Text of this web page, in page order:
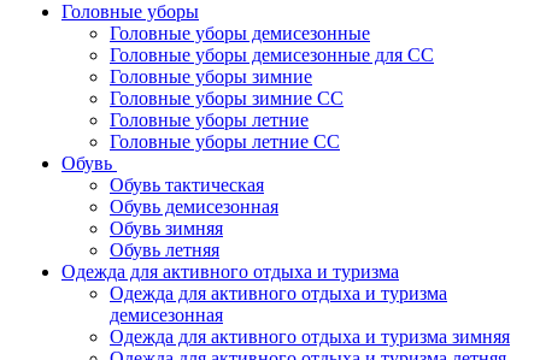
Головные уборы
Головные уборы демисезонные
Головные уборы демисезонные для СС
Головные уборы зимние
Головные уборы зимние СС
Головные уборы летние
Головные уборы летние СС
Обувь
Обувь тактическая
Обувь демисезонная
Обувь зимняя
Обувь летняя
Одежда для активного отдыха и туризма
Одежда для активного отдыха и туризма
демисезонная
Одежда для активного отдыха и туризма зимняя